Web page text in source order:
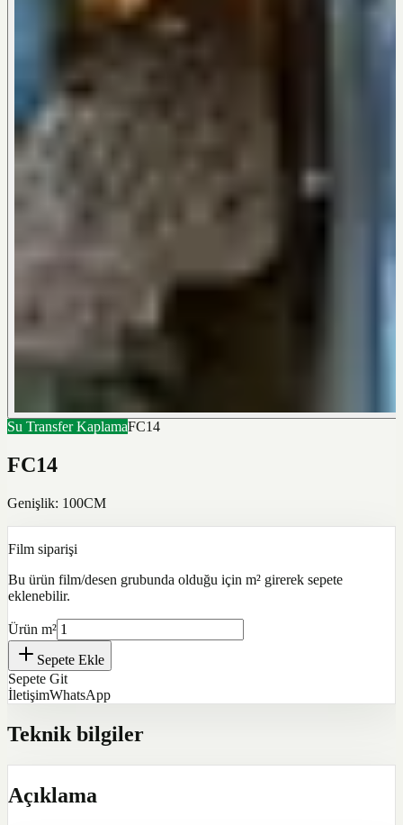
Su Transfer KaplamaFC14
FC14
Genişlik: 100CM
Film siparişi
Bu ürün film/desen grubunda olduğu için m² girerek sepete
eklenebilir.
Ürün m²
Sepete Ekle
Sepete Git
İletişimWhatsApp
Teknik bilgiler
Açıklama